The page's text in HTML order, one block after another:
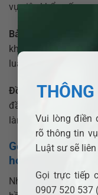
Vui lòng điền
rõ thông tin
Luật sư sẽ
Gọi trực tiếp
0907 520 537
vụ việc khẩn cấp.
Bảo mật thông tin
khách hàng đều
luật sư.
Đồng hành trọn gói:
đầu mà còn theo
làm việc khi cần
Gọi luật sư sớm
hơn
Nhiều khách hàng